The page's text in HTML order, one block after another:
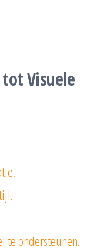
Visuele
te ondersteunen.